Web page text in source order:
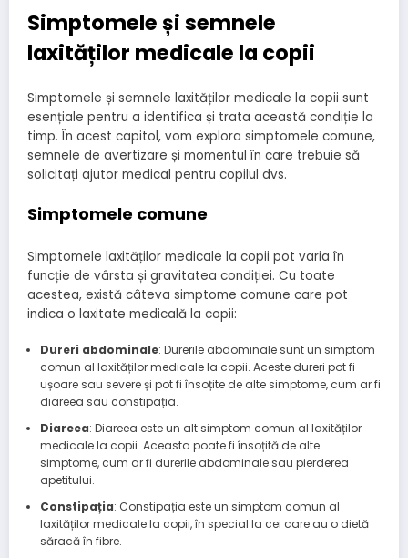
Simptomele și semnele
laxităților medicale la copii
Simptomele și semnele laxităților medicale la copii sunt
esențiale pentru a identifica și trata această condiție la
timp. În acest capitol, vom explora simptomele comune,
semnele de avertizare și momentul în care trebuie să
solicitați ajutor medical pentru copilul dvs.
Simptomele comune
Simptomele laxităților medicale la copii pot varia în
funcție de vârsta și gravitatea condiției. Cu toate
acestea, există câteva simptome comune care pot
indica o laxitate medicală la copii:
Dureri abdominale: Durerile abdominale sunt un simptom
comun al laxităților medicale la copii. Aceste dureri pot fi
ușoare sau severe și pot fi însoțite de alte simptome, cum ar fi
diareea sau constipația.
Diareea: Diareea este un alt simptom comun al laxităților
medicale la copii. Aceasta poate fi însoțită de alte
simptome, cum ar fi durerile abdominale sau pierderea
apetitului.
Constipația: Constipația este un simptom comun al
laxităților medicale la copii, în special la cei care au o dietă
săracă în fibre.